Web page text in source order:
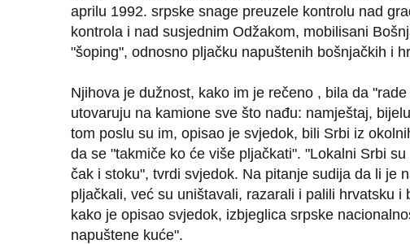
aprilu 1992. srpske snage preuzele kontrolu nad
kontrola i nad susjednim Odžakom, mobilisani
"šoping", odnosno pljačku napuštenih bošnjačkih i
Njihova je dužnost, kako im je rečeno , bila da
utovaruju na kamione sve što nađu: namještaj,
tom poslu su im, opisao je svjedok, bili Srbi iz
da se "takmiče ko će više pljačkati". "Lokalni Srbi
čak i stoku", tvrdi svjedok. Na pitanje sudija da li je
pljačkali, već su uništavali, razarali i palili hrvatsku
kako je opisao svjedok, izbjeglica srpske
napuštene kuće".